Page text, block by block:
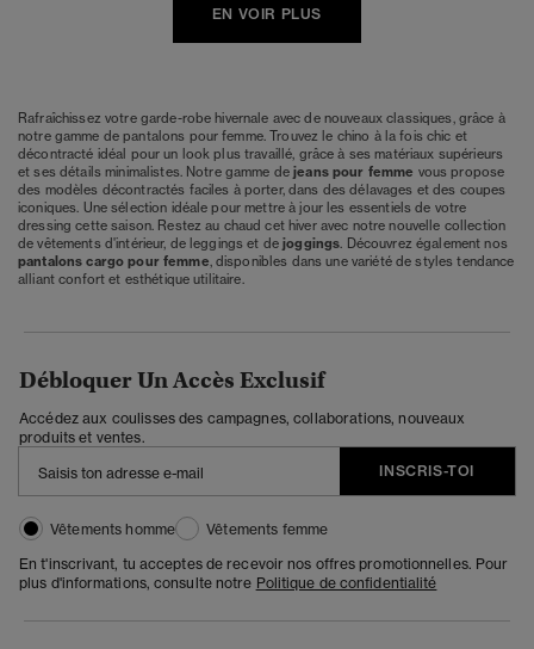
EN VOIR PLUS
Rafraîchissez votre garde-robe hivernale avec de nouveaux classiques, grâce à
notre gamme de pantalons pour femme. Trouvez le chino à la fois chic et
décontracté idéal pour un look plus travaillé, grâce à ses matériaux supérieurs
et ses détails minimalistes. Notre gamme dejeans pour femme vous propose
des modèles décontractés faciles à porter, dans des délavages et des coupes
iconiques. Une sélection idéale pour mettre à jour les essentiels de votre
dressing cette saison. Restez au chaud cet hiver avec notre nouvelle collection
de vêtements d'intérieur, de leggings et dejoggings. Découvrez également nos
pantalons cargo pour femme, disponibles dans une variété de styles tendance
alliant confort et esthétique utilitaire.
Débloquer Un Accès Exclusif
Accédez aux coulisses des campagnes, collaborations, nouveaux
produits et ventes.
INSCRIS-TOI
Vêtements homme
Vêtements femme
En t'inscrivant, tu acceptes de recevoir nos offres promotionnelles. Pour
plus d'informations, consulte notre Politique de confidentialité